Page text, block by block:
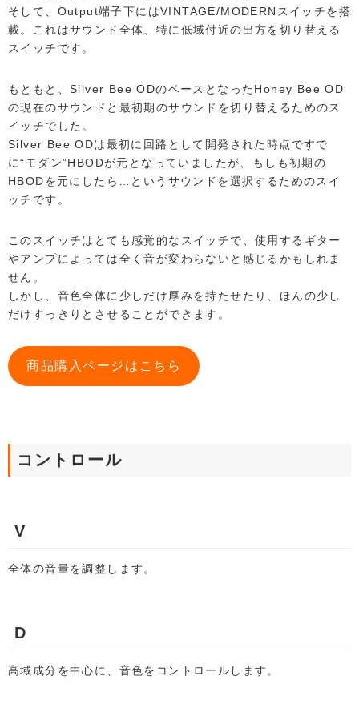
そして、Output端子下にはVINTAGE/MODERNスイッチを搭
載。これはサウンド全体、特に低域付近の出方を切り替える
スイッチです。
もともと、Silver Bee ODのベースとなったHoney Bee OD
の現在のサウンドと最初期のサウンドを切り替えるためのス
イッチでした。
Silver Bee ODは最初に回路として開発された時点ですで
に“モダン”HBODが元となっていましたが、もしも初期の
HBODを元にしたら…というサウンドを選択するためのスイ
ッチです。
このスイッチはとても感覚的なスイッチで、使用するギター
やアンプによっては全く音が変わらないと感じるかもしれま
せん。
しかし、音色全体に少しだけ厚みを持たせたり、ほんの少し
だけすっきりとさせることができます。
商品購入ページはこちら
コントロール
V
全体の音量を調整します。
D
高域成分を中心に、音色をコントロールします。